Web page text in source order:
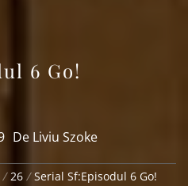
6 Go!
De Liviu Szoke
26
Serial Sf:Episodul 6 Go!